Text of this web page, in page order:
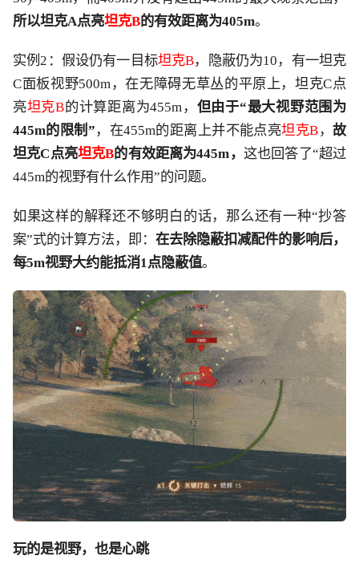
所以坦克A点亮坦克B的有效距离为405m。
实例 2：假设仍有一目标坦克B，隐蔽仍为10，有一坦克
C面板视野500m，在无障碍无草丛的平原上，坦克C点
亮坦克B的计算距离为455m， 但由于“最大视野范围为
445m的限制” ，在455m的距离上并不能点亮坦克B ，故
坦克C点亮坦克B的有效距离为445m， 这也回答了“超过
445m的视野有什么作用”的问题。
如果这样的解释还不够明白的话，那么还有一种“抄答
案”式的计算方法，即： 在去除隐蔽扣减配件的影响后，
每5m视野大约能抵消1点隐蔽值。
玩的是视野，也是心跳